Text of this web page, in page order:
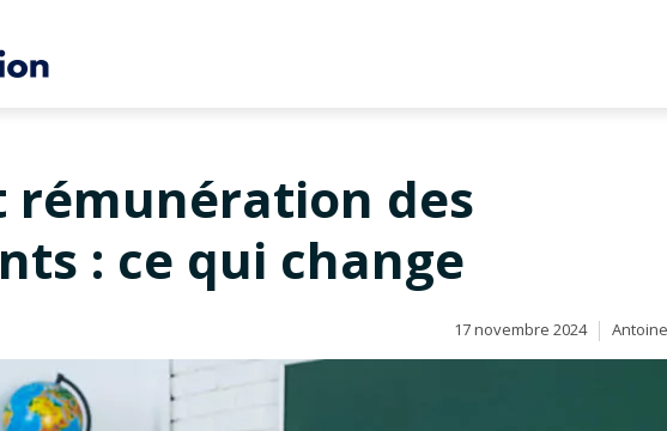
rémunération des
: ce qui change
17 novembre 2024